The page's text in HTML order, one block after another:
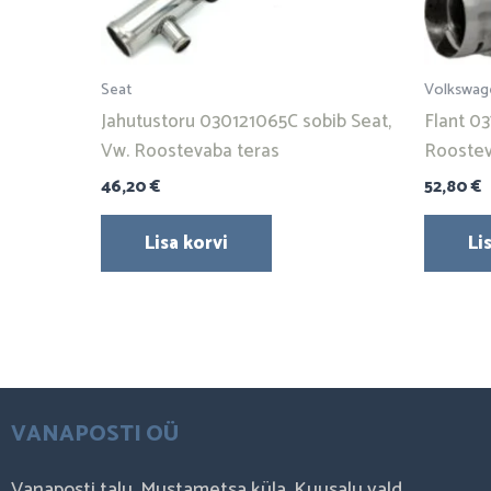
Seat
Jahutustoru 030121065C sobib Seat,
Vw. Roostevaba teras
46,20€
Lisa korvi
Flant
52,80€
VANAPOSTI OÜ